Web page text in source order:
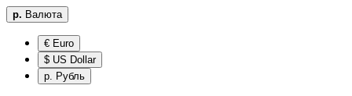
р. Валюта
€ Euro
$ US Dollar
р. Рубль